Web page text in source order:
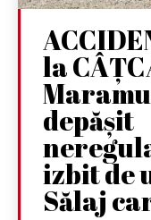
la
depășit
izbit de
Sălaj